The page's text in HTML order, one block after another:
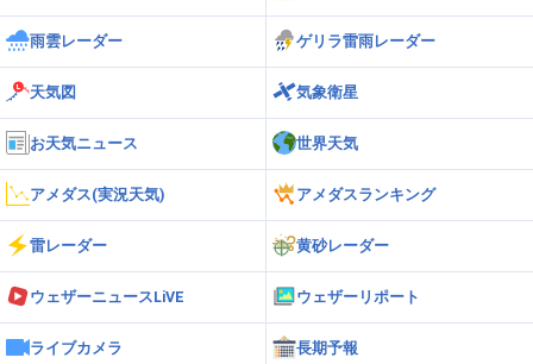
雨雲レーダー ゲリラ雷雨レーダー
天気図 気象衛星
お天気ニュース 世界天気
アメダス(実況天気) アメダスランキング
雷レーダー 黄砂レーダー
ウェザーニュースLiVE ウェザーリポート
ライブカメラ 長期予報